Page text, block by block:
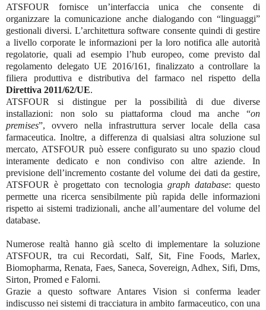
ATSFOUR fornisce un’interfaccia unica che consente di
organizzare la comunicazione anche dialogando con “linguaggi”
gestionali diversi. L’architettura software consente quindi di gestire
a livello corporate le informazioni per la loro notifica alle autorità
regolatorie, quali ad esempio l’hub europeo, come previsto dal
regolamento delegato UE 2016/161, finalizzato a controllare la
filiera produttiva e distributiva del farmaco nel rispetto della
Direttiva 2011/62/UE.
ATSFOUR si distingue per la possibilità di due diverse
installazioni: non solo su piattaforma cloud ma anche “on
premises”, ovvero nella infrastruttura server locale della casa
farmaceutica. Inoltre, a differenza di qualsiasi altra soluzione sul
mercato, ATSFOUR può essere configurato su uno spazio cloud
interamente dedicato e non condiviso con altre aziende. In
previsione dell’incremento costante del volume dei dati da gestire,
ATSFOUR è progettato con tecnologia graph database: questo
permette una ricerca sensibilmente più rapida delle informazioni
rispetto ai sistemi tradizionali, anche all’aumentare del volume del
database.
Numerose realtà hanno già scelto di implementare la soluzione
ATSFOUR, tra cui Recordati, Salf, Sit, Fine Foods, Marlex,
Biomopharma, Renata, Faes, Saneca, Sovereign, Adhex, Sifi, Dms,
Sirton, Promed e Falorni.
Grazie a questo software Antares Vision si conferma leader
indiscusso nei sistemi di tracciatura in ambito farmaceutico, con una